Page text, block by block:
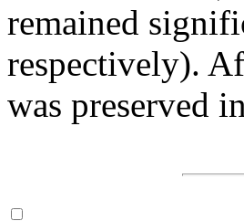
remained
respectively).
was preserved